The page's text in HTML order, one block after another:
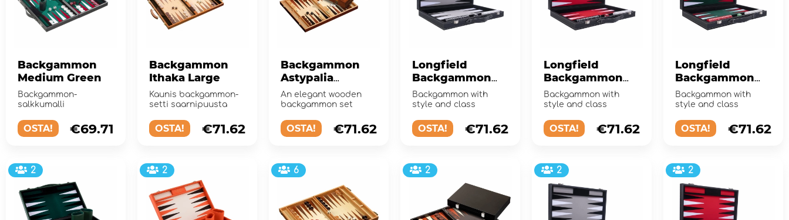
Backgammon
Medium Green
Backgammon-
salkkumalli
OSTA! €69.71
Backgammon
Ithaka Large
Kaunis backgammon-
setti saarnipuusta
OSTA! €71.62
Backgammon
Astypalia
Medium
An elegant wooden
backgammon set
OSTA! €71.62
Longfield
Backgammon
Medium Grey
Backgammon with
style and class
OSTA! €71.62
Longfield
Backgammon
Medium Red
Backgammon with
style and class
OSTA! €71.62
Longfield
Backgammon
Medium Green
Backgammon with
style and class
OSTA! €71.62
2 2 6 2 2 2